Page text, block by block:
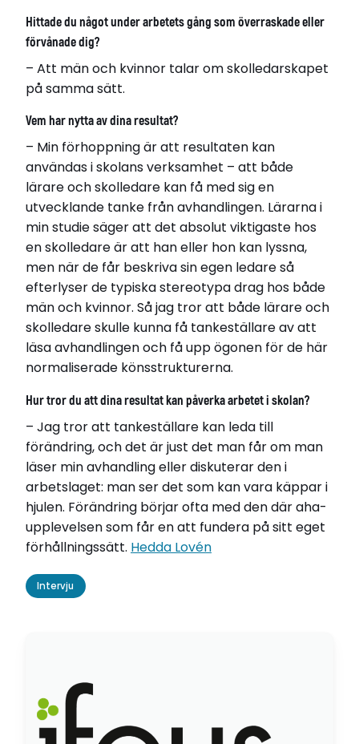
Hittade du något under arbetets gång som överraskade eller
förvånade dig?
– Att män och kvinnor talar om skolledarskapet
på samma sätt.
Vem har nytta av dina resultat?
– Min förhoppning är att resultaten kan
användas i skolans verksamhet – att både
lärare och skolledare kan få med sig en
utvecklande tanke från avhandlingen. Lärarna i
min studie säger att det absolut viktigaste hos
en skolledare är att han eller hon kan lyssna,
men när de får beskriva sin egen ledare så
efterlyser de typiska stereotypa drag hos både
män och kvinnor. Så jag tror att både lärare och
skolledare skulle kunna få tankeställare av att
läsa avhandlingen och få upp ögonen för de här
normaliserade könsstrukturerna.
Hur tror du att dina resultat kan påverka arbetet i skolan?
– Jag tror att tankeställare kan leda till
förändring, och det är just det man får om man
läser min avhandling eller diskuterar den i
arbetslaget: man ser det som kan vara käppar i
hjulen. Förändring börjar ofta med den där aha-
upplevelsen som får en att fundera på sitt eget
förhållningssätt. Hedda Lovén
Intervju